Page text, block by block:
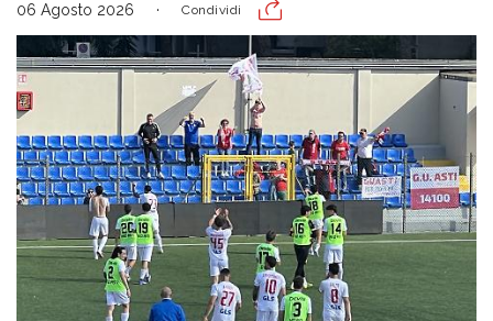
06 Agosto 2026 Condividi